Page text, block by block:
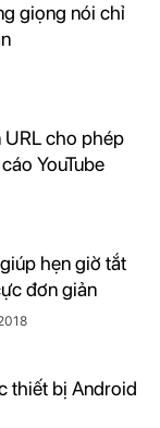
giọng nói chỉ
cho phép
YouTube
hẹn giờ tắt
đơn giản
thiết bị Android